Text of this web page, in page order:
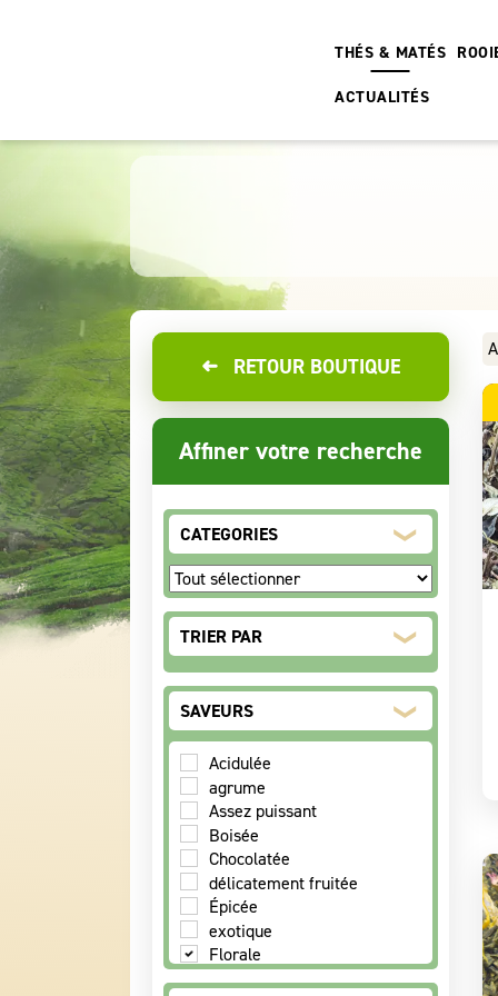
THÉS & MATÉS
ACTUALITÉS
➜ RETOUR BOUTIQUE
Affiner votre recherche
CATEGORIES
TRIER PAR
Sort Products
SAVEURS
Acidulée
agrume
Assez puissant
Boisée
Chocolatée
délicatement fruitée
Épicée
exotique
Florale
Fraîche